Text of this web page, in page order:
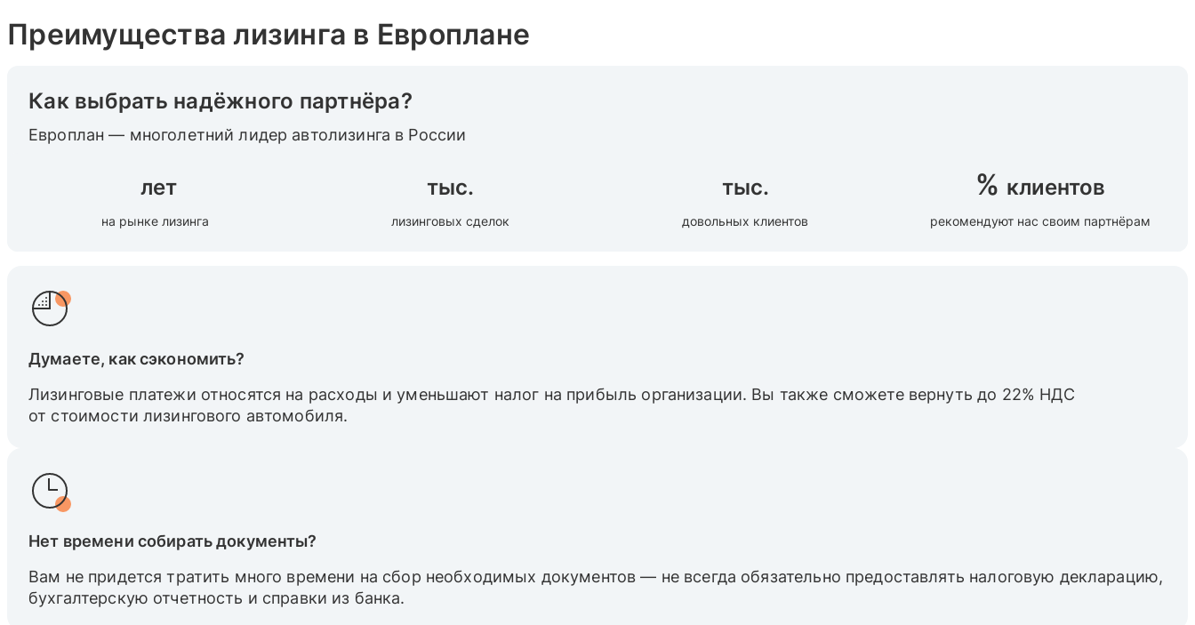
Преимущества лизинга в Европлане
Как выбрать надёжного партнёра?
Европлан — многолетний лидер автолизинга в России
лет
на рынке лизинга
тыс.
лизинговых сделок
тыс.
довольных клиентов
% клиентов
рекомендуют нас своим партнёрам
Думаете, как сэкономить?
Лизинговые платежи относятся на расходы и уменьшают налог на прибыль организации. Вы также cможете вернуть до 22% НДС
от стоимости лизингового автомобиля.
Нет времени собирать документы?
Вам не придется тратить много времени на сбор необходимых документов — не всегда обязательно предоставлять налоговую декларацию,
бухгалтерскую отчетность и справки из банка.